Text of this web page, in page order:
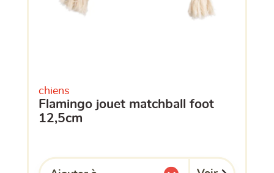
chiens
flamingo jouet matchball foot
12,5cm